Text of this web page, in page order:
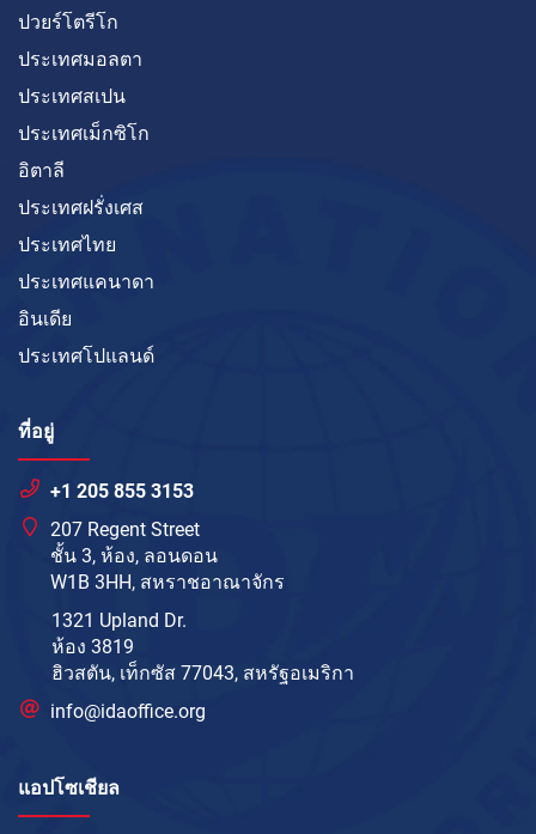
ปวยร์โตรีโก
ประเทศมอลตา
ประเทศสเปน
ประเทศเม็กซิโก
อิตาลี
ประเทศฝรั่งเศส
ประเทศไทย
ประเทศแคนาดา
อินเดีย
ประเทศโปแลนด์
ที่อยู่
+1 205 855 3153
207 Regent Street
ชั้น 3, ห้อง, ลอนดอน
W1B 3HH, สหราชอาณาจักร
1321 Upland Dr.
ห้อง 3819
ฮิวสตัน, เท็กซัส 77043, สหรัฐอเมริกา
info@idaoffice.org
แอปโซเชียล